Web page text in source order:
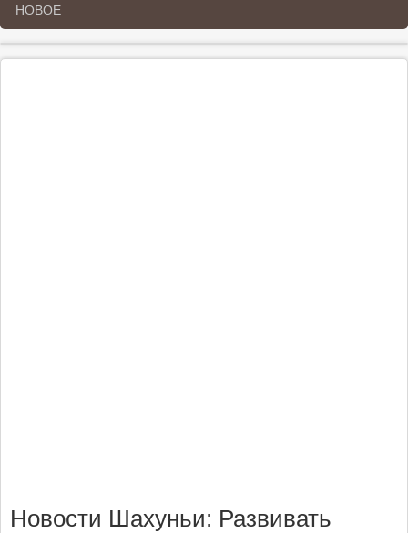
НОВОЕ
Новости Шахуньи: Развивать